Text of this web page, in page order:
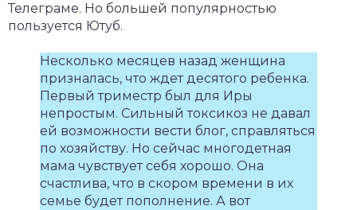
Телеграме. Но большей популярностью
пользуется Ютуб.
Несколько месяцев назад женщина
призналась, что ждет десятого ребенка.
Первый триместр был для Иры
непростым. Сильный токсикоз не давал
ей возможности вести блог, справляться
по хозяйству. Но сейчас многодетная
мама чувствует себя хорошо. Она
счастлива, что в скором времени в их
семье будет пополнение. А вот